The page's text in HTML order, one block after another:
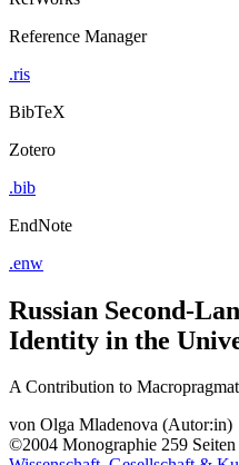
Reference Manager
.ris
BibTeX
Zotero
.bib
EndNote
.enw
Russian Second-
Identity in the
A Contribution to
von Olga Mladenova (Autor:in)
©2004 Monographie 259 Seiten